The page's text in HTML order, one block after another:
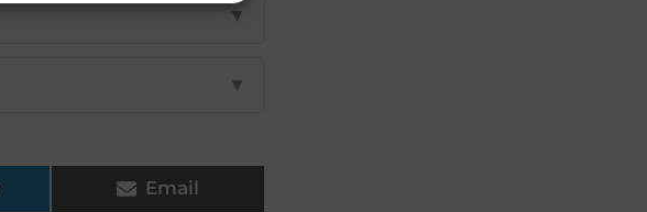
▼
▼
Email